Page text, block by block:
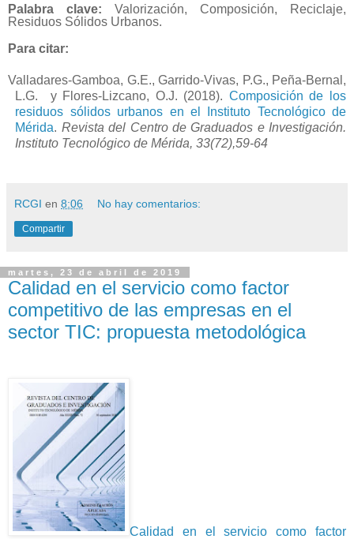
Palabra clave: Valorización, Composición, Reciclaje,
Residuos Sólidos Urbanos.
Para citar:
Valladares-Gamboa, G.E., Garrido-Vivas, P.G., Peña-Bernal,
L.G.
y Flores-Lizcano, O.J. (2018). Composición de los
residuos sólidos urbanos en el Instituto Tecnológico de
Mérida. Revista del Centro de Graduados e Investigación.
Instituto Tecnológico de Mérida, 33(72),59-64
RCGI en 8:06 No hay comentarios:
Compartir
martes, 23 de abril de 2019
Calidad en el servicio como factor
competitivo de las empresas en el
sector TIC: propuesta metodológica
Calidad en el servicio como factor